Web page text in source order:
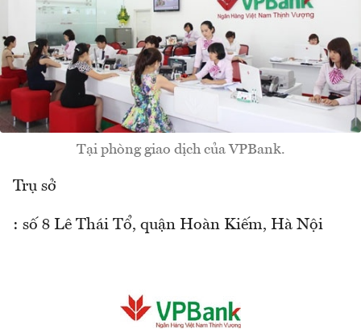
Tại phòng giao dịch của VPBank.
Trụ sở
: số 8 Lê Thái Tổ, quận Hoàn Kiếm, Hà Nội